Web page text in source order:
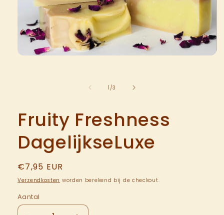
1 /van
3
Fruity Freshness
DagelijkseLuxe
Normale
prijs
€7,95 EUR
Verzendkosten worden berekend bij de checkout.
Aantal
Aantal